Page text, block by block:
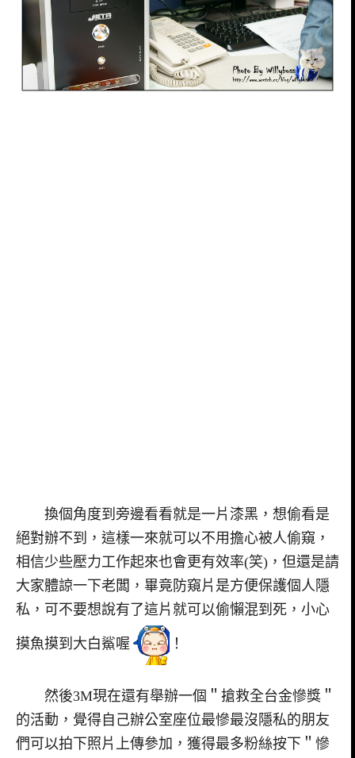
換個角度到旁邊看看就是一片漆黑，想偷看是
絕對辦不到，這樣一來就可以不用擔心被人偷窺，
相信少些壓力工作起來也會更有效率(笑)，但還是請
大家體諒一下老闆，畢竟防窺片是方便保護個人隱
私，可不要想說有了這片就可以偷懶混到死，小心
摸魚摸到大白鯊喔 ！
然後3M現在還有舉辦一個＂搶救全台金慘獎＂
的活動，覺得自己辦公室座位最慘最沒隱私的朋友
們可以拍下照片上傳參加，獲得最多粉絲按下＂慘